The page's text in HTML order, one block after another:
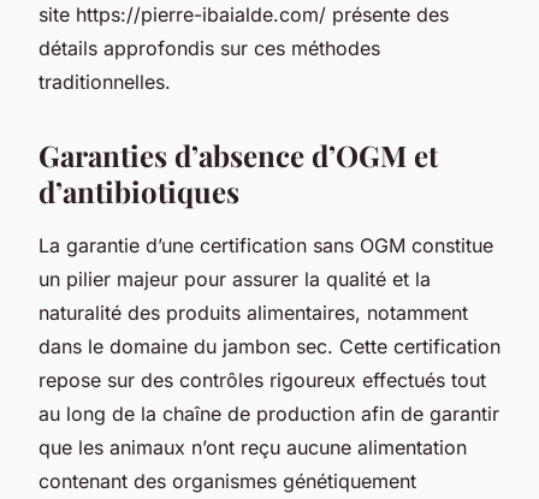
site https://pierre-ibaialde.com/ présente des
détails approfondis sur ces méthodes
traditionnelles.
Garanties d’absence d’OGM et
d’antibiotiques
La garantie d’une certification sans OGM constitue
un pilier majeur pour assurer la qualité et la
naturalité des produits alimentaires, notamment
dans le domaine du jambon sec. Cette certification
repose sur des contrôles rigoureux effectués tout
au long de la chaîne de production afin de garantir
que les animaux n’ont reçu aucune alimentation
contenant des organismes génétiquement